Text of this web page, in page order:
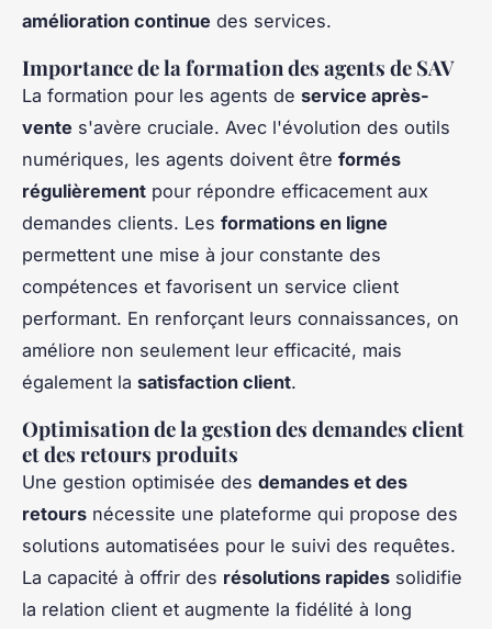
amélioration continue des services.
Importance de la formation des agents de SAV
La formation pour les agents de service après-
vente s'avère cruciale. Avec l'évolution des outils
numériques, les agents doivent être formés
régulièrement pour répondre efficacement aux
demandes clients. Les formations en ligne
permettent une mise à jour constante des
compétences et favorisent un service client
performant. En renforçant leurs connaissances, on
améliore non seulement leur efficacité, mais
également la satisfaction client.
Optimisation de la gestion des demandes client
et des retours produits
Une gestion optimisée des demandes et des
retours nécessite une plateforme qui propose des
solutions automatisées pour le suivi des requêtes.
La capacité à offrir des résolutions rapides solidifie
la relation client et augmente la fidélité à long